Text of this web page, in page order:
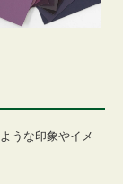
うな印象やイメ